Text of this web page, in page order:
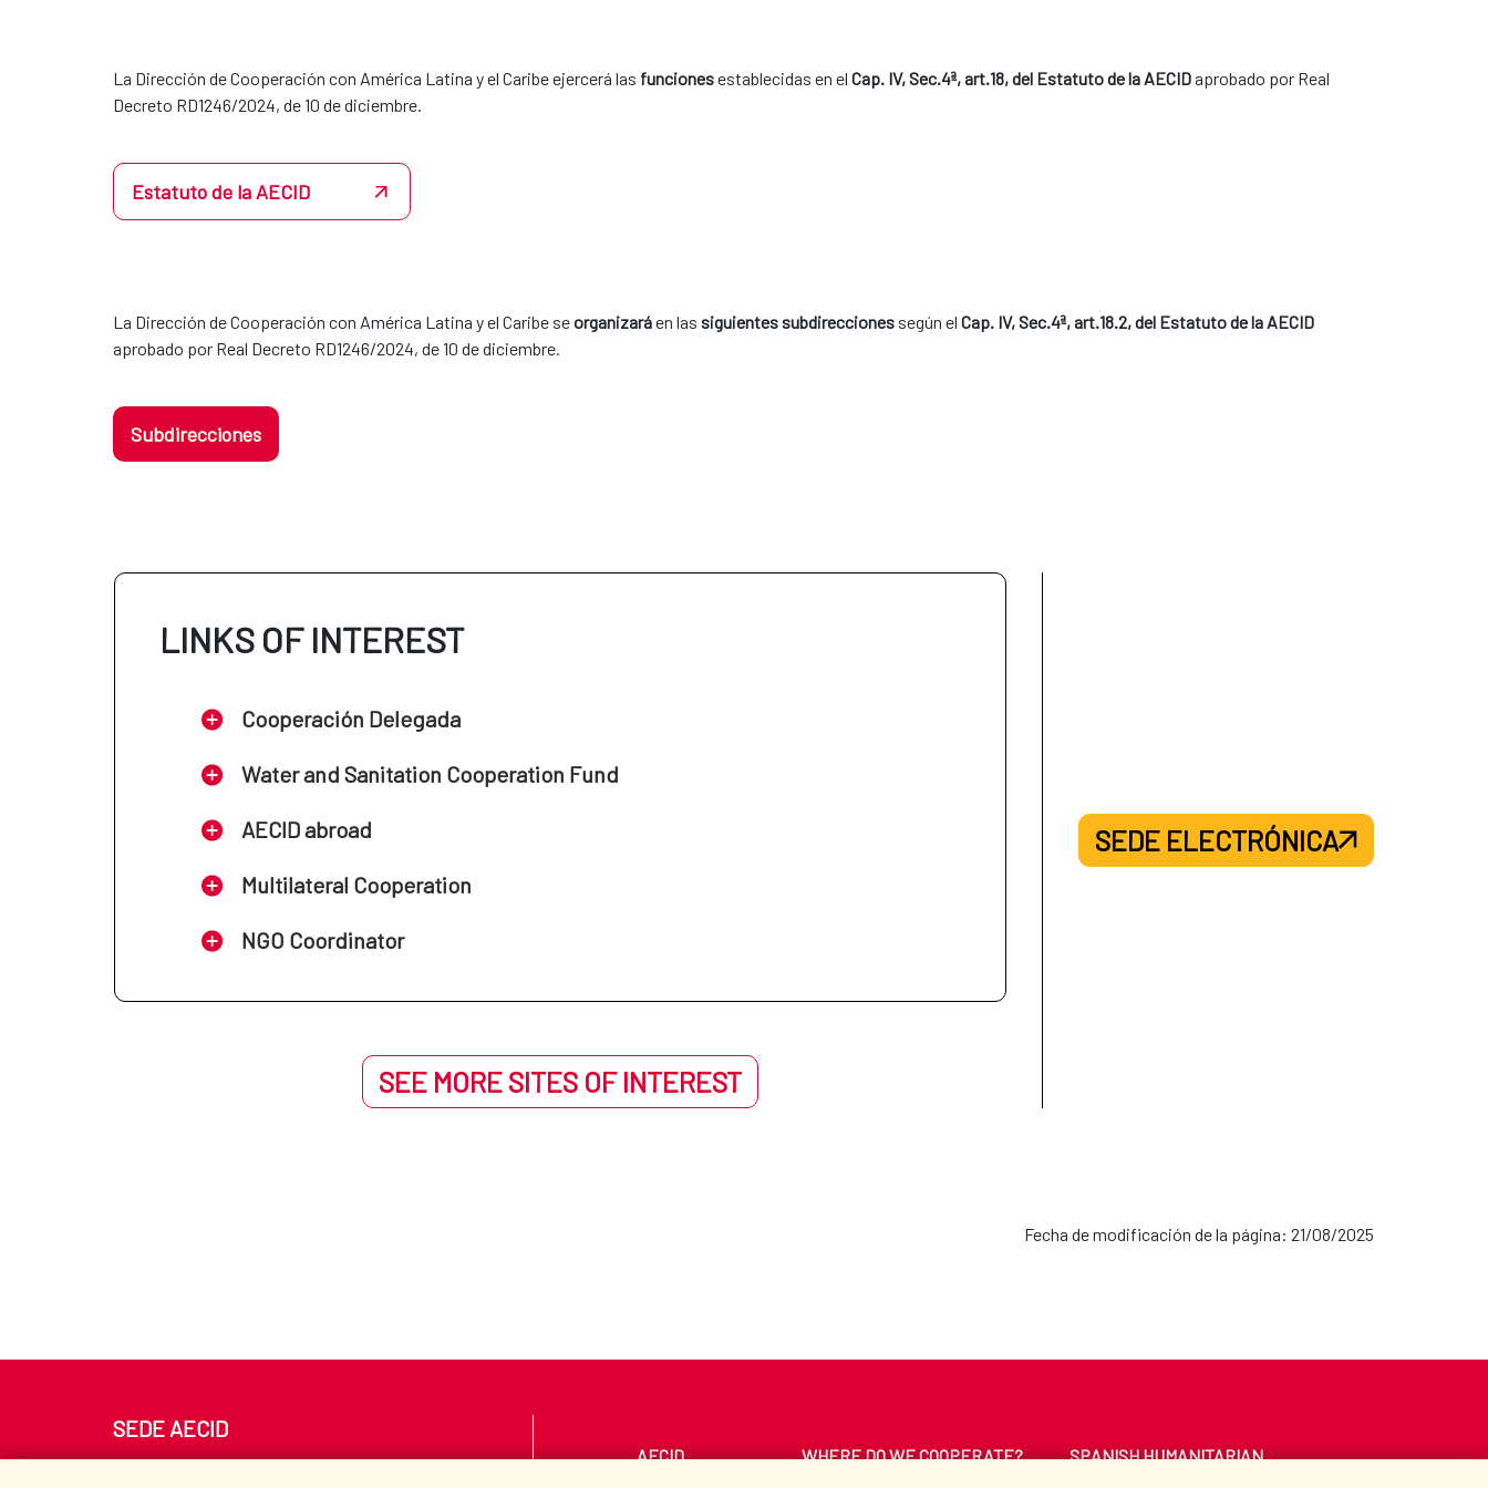
La Dirección de Cooperación con América Latina y el Caribe ejercerá las funcionesestablecidas en el Cap. IV, Sec.4ª, art.18, del Estatuto de la AECIDaprobado por Real
Decreto RD1246/2024, de 10 de diciembre.
Estatuto de la AECID
La Dirección de Cooperación con América Latina y el Caribe seorganizaráen las siguientes subdirecciones según el Cap. IV, Sec.4ª, art.18.2, del Estatuto de la AECID
aprobado por Real Decreto RD1246/2024, de 10 de diciembre.
Subdirecciones
LINKS OF INTEREST
Cooperación Delegada
Water and Sanitation Cooperation Fund
AECID abroad
Multilateral Cooperation
NGO Coordinator
SEE MORE SITES OF INTEREST
SEDE ELECTRÓNICA
Fecha de modificación de la página: 21/08/2025
SEDE AECID
AECID WHERE DO WE COOPERATE?
SPANISH HUMANITARIAN